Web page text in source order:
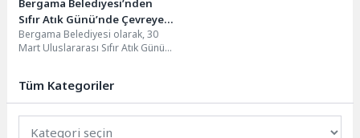
Bergama Belediyesi’nden
Sıfır Atık Günü’nde Çevreye
Büyük Katkı
Bergama Belediyesi olarak, 30
Mart Uluslararası Sıfır Atık Günü
Tüm Kategoriler